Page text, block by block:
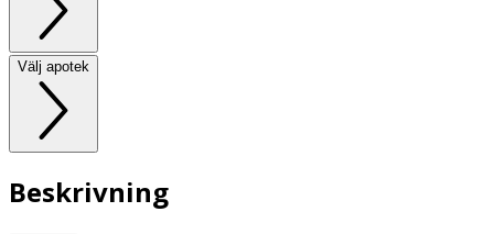
Välj apotek
Beskrivning